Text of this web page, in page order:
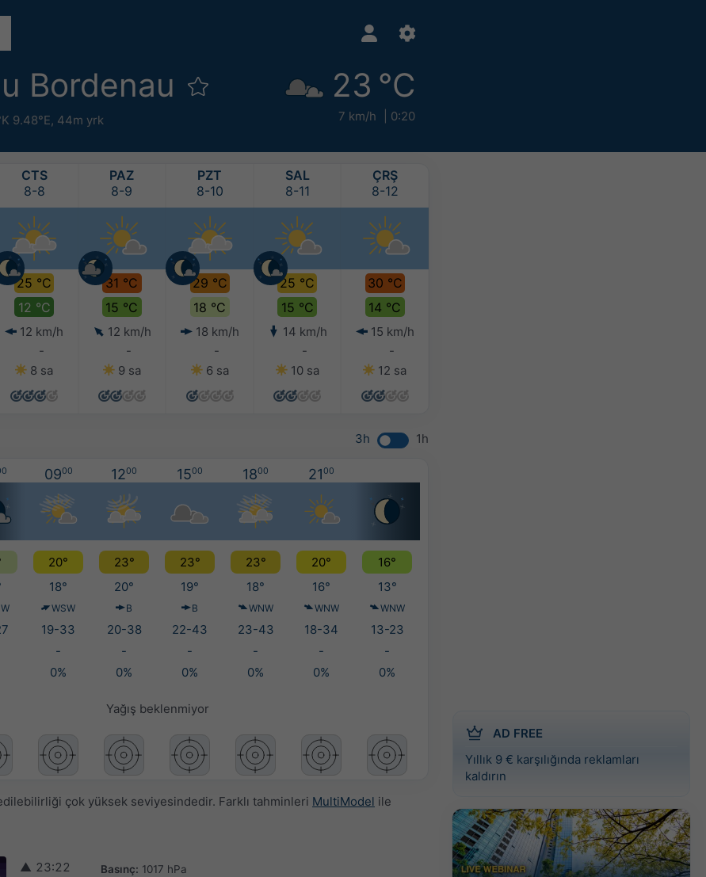
Bordenau
9.48°E, 44m yrk
23 °C
7 km/h 0:20
AD FREE
Yıllık 9 € karşılığında reklamları
kaldırın
CTS
8-8
25 °C
12 °C
12 km/h
-
8 sa
PAZ
8-9
31 °C
15 °C
12 km/h
-
9 sa
PZT
8-10
29 °C
18 °C
18 km/h
-
6 sa
SAL
8-11
25 °C
15 °C
14 km/h
-
10 sa
ÇRŞ
8-12
30 °C
14 °C
15 km/h
-
12 sa
3h 1h
0900 1200 1500 1800 2100
20° 23° 23° 23° 20°
16°
18° 20° 19° 18° 16° 13°
WSW B B WNW WNW WNW
19-33 20-38 22-43 23-43 18-34
13-23
- - - - -
-
0% 0% 0% 0% 0% 0%
Yağış beklenmiyor
çok yüksek seviyesindedir. Farklı tahminleri MultiModel ile
▲ 23:22
Basınç: 1017 hPa